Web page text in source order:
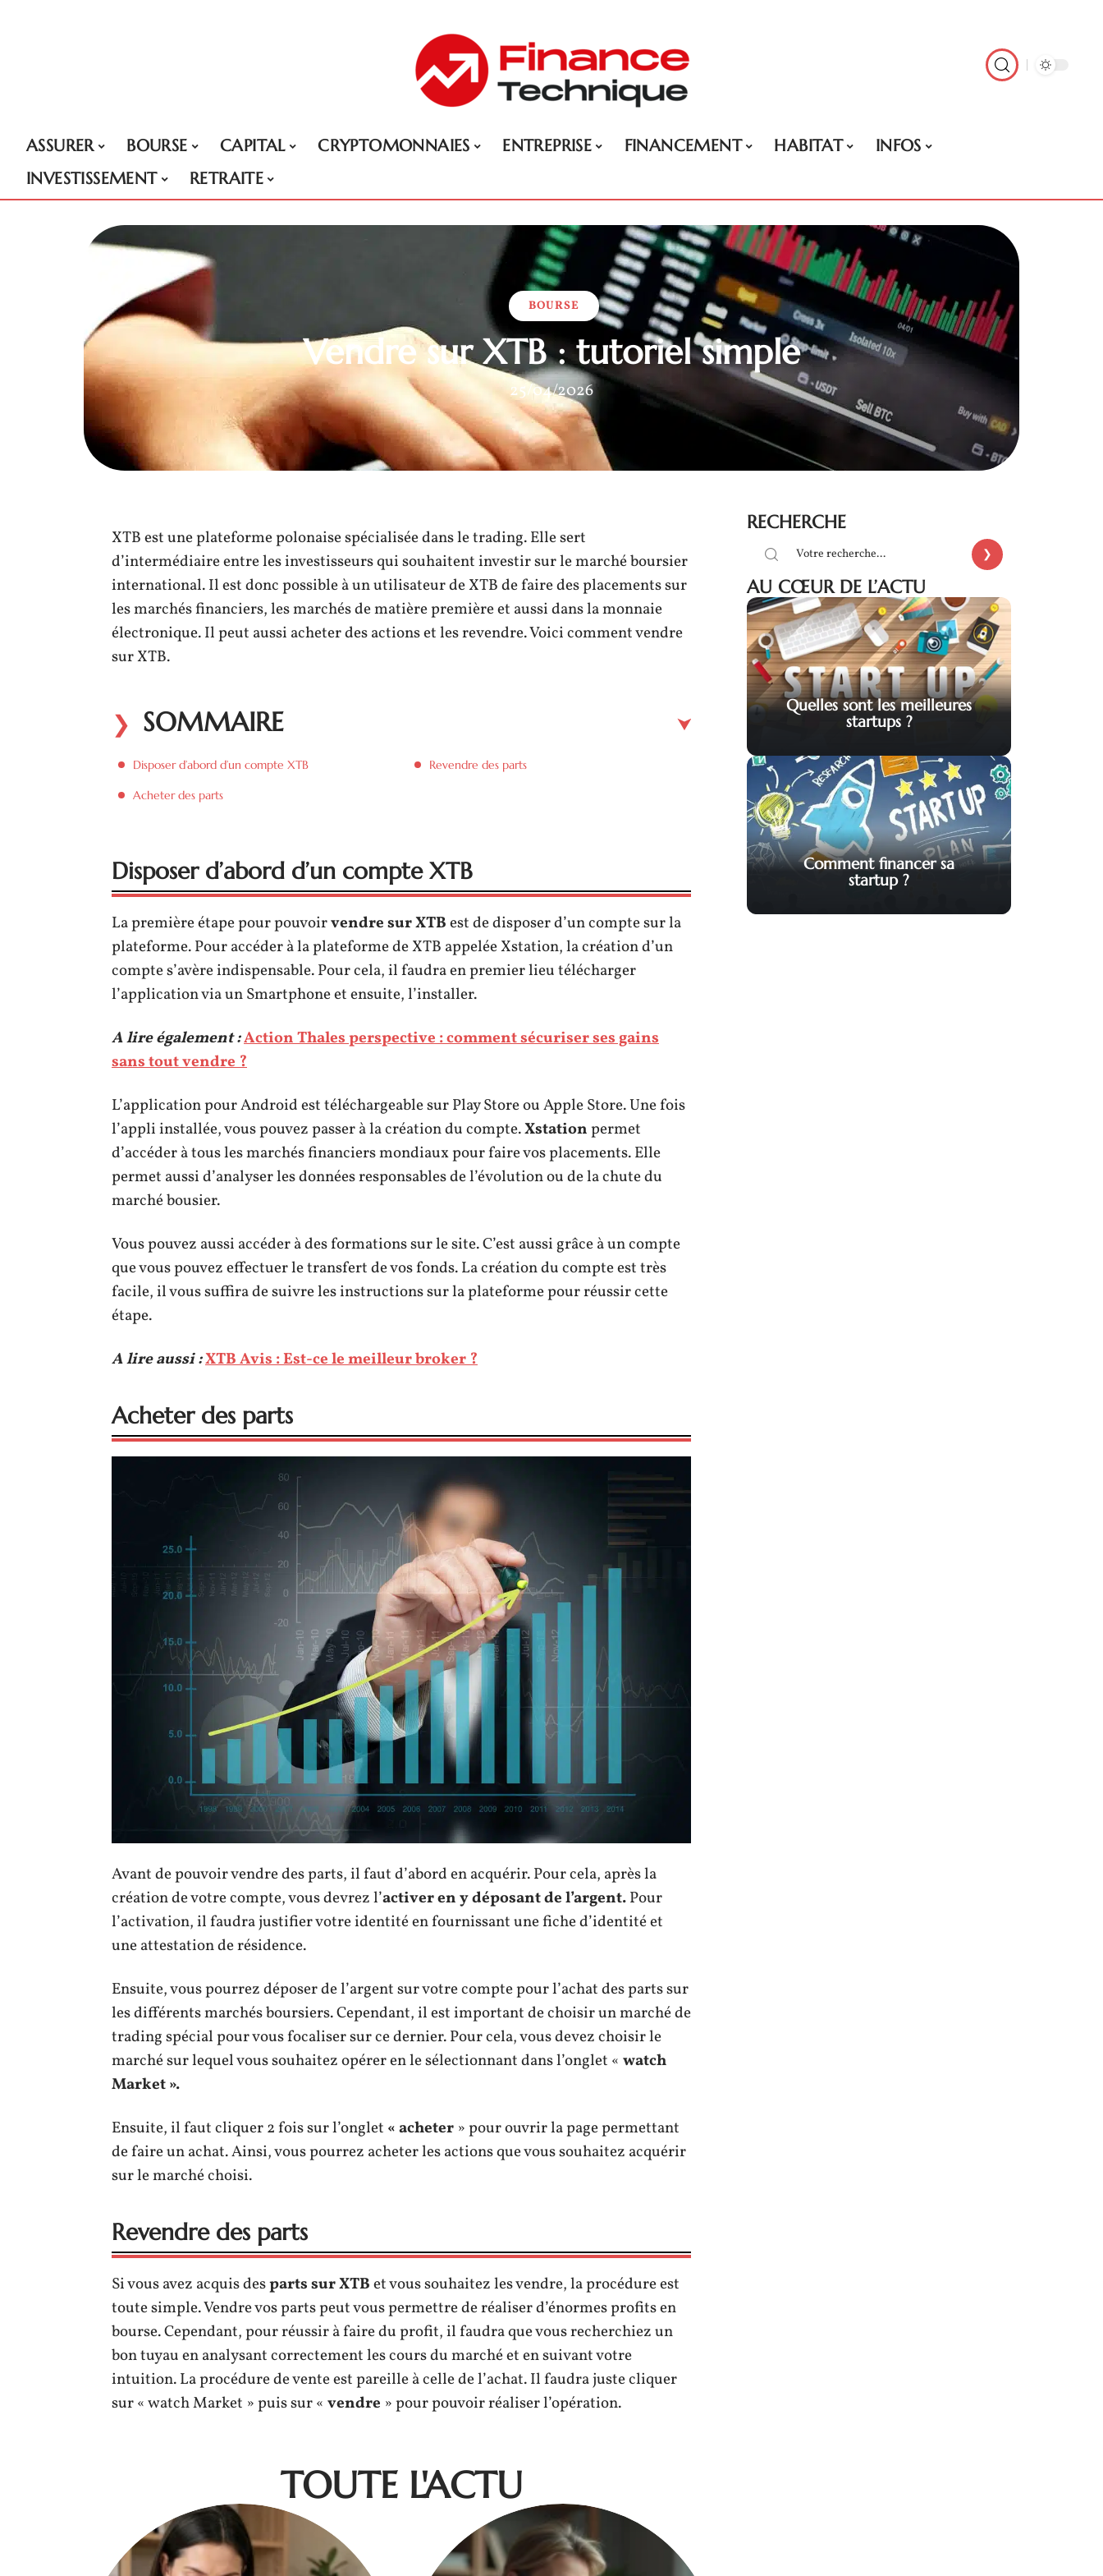
ASSURER BOURSE CAPITAL CRYPTOMONNAIES ENTREPRISE FINANCEMENT HABITAT
INFOS
INVESTISSEMENT
RETRAITE
BOURSE
Vendre sur XTB : tutoriel simple
25/04/2026
XTB est une plateforme polonaise spécialisée dans le trading. Elle sert
d’intermédiaire entre les investisseurs qui souhaitent investir sur le marché boursier
international. Il est donc possible à un utilisateur de XTB de faire des placements sur
les marchés financiers, les marchés de matière première et aussi dans la monnaie
électronique. Il peut aussi acheter des actions et les revendre. Voici comment vendre
sur XTB.
SOMMAIRE
Disposer d’abord d’un compte XTB
Acheter des parts
Revendre des parts
Disposer d’abord d’un compte XTB
La première étape pour pouvoirvendre sur XTBest de disposer d’un compte sur la
plateforme. Pour accéder à la plateforme de XTB appelée Xstation, la création d’un
compte s’avère indispensable. Pour cela, il faudra en premier lieu télécharger
l’application via un Smartphone et ensuite, l’installer.
A lire également :Action Thales perspective : comment sécuriser ses gains
sans tout vendre ?
L’application pour Android est téléchargeable sur Play Store ou Apple Store. Une fois
l’appli installée, vous pouvez passer à la création du compte.Xstationpermet
d’accéder à tous les marchés financiers mondiaux pour faire vos placements. Elle
permet aussi d’analyser les données responsables de l’évolution ou de la chute du
marché bousier.
Vous pouvez aussi accéder à des formations sur le site. C’est aussi grâce à un compte
que vous pouvez effectuer le transfert de vos fonds. La création du compte est très
facile, il vous suffira de suivre les instructions sur la plateforme pour réussir cette
étape.
A lire aussi :XTB Avis : Est-ce le meilleur broker ?
Acheter des parts
Avant de pouvoir vendre des parts, il faut d’abord en acquérir. Pour cela, après la
création de votre compte, vous devrez l’activeren y déposant de l’argent.Pour
l’activation, il faudra justifier votre identité en fournissant une fiche d’identité et
une attestation de résidence.
Ensuite, vous pourrez déposer de l’argent sur votre compte pour l’achat des parts sur
les différents marchés boursiers. Cependant, il est important de choisir un marché de
trading spécial pour vous focaliser sur ce dernier. Pour cela, vous devez choisir le
marché sur lequel vous souhaitez opérer en le sélectionnant dans l’onglet « watch
Market ».
Ensuite, il faut cliquer 2 fois sur l’onglet « acheter » pour ouvrir la page permettant
de faire un achat. Ainsi, vous pourrez acheter les actions que vous souhaitez acquérir
sur le marché choisi.
Revendre des parts
Si vous avez acquis desparts sur XTBet vous souhaitez les vendre, la procédure est
toute simple. Vendre vos parts peut vous permettre de réaliser d’énormes profits en
bourse. Cependant, pour réussir à faire du profit, il faudra que vous recherchiez un
bon tuyau en analysant correctement les cours du marché et en suivant votre
intuition. La procédure de vente est pareille à celle de l’achat. Il faudra juste cliquer
sur « watch Market » puis sur « vendre » pour pouvoir réaliser l’opération.
TOUTE L'ACTU
RECHERCHE
AU CŒUR DE L’ACTU
Quelles sont les meilleures
startups ?
Comment financer sa
startup ?